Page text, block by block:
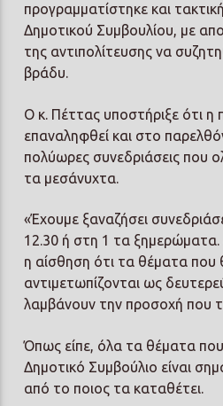
προγραμματίστηκε και
Δημοτικού Συμβουλίου, με
της αντιπολίτευσης να
βράδυ.
Ο κ. Πέττας υποστήριξε ότι η
επαναληφθεί και στο
πολύωρες συνεδριάσεις που
τα μεσάνυχτα.
«Έχουμε ξαναζήσει
12.30 ή στη 1 τα ξημερώματα.
η αίσθηση ότι τα θέματα που
αντιμετωπίζονται ως
λαμβάνουν την προσοχή που
Όπως είπε, όλα τα θέματα
Δημοτικό Συμβούλιο είναι
από το ποιος τα καταθέτει.